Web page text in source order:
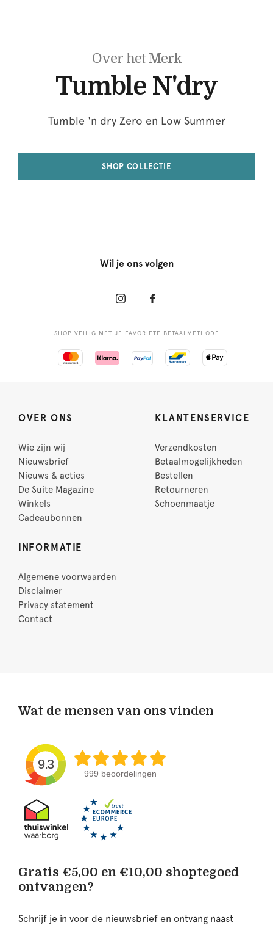
Over het Merk
Tumble N'dry
Tumble 'n dry Zero en Low Summer
SHOP COLLECTIE
Wil je ons volgen
SHOP VEILIG MET JE FAVORIETE BETAALMETHODE
OVER ONS
Wie zijn wij
Nieuwsbrief
Nieuws & acties
De Suite Magazine
Winkels
Cadeaubonnen
KLANTENSERVICE
Verzendkosten
Betaalmogelijkheden
Bestellen
Retourneren
Schoenmaatje
INFORMATIE
Algemene voorwaarden
Disclaimer
Privacy statement
Contact
Wat de mensen van ons vinden
9.3
999 beoordelingen
Gratis €5,00 en €10,00 shoptegoed
ontvangen?
Schrijf je in voor de nieuwsbrief en ontvang naast